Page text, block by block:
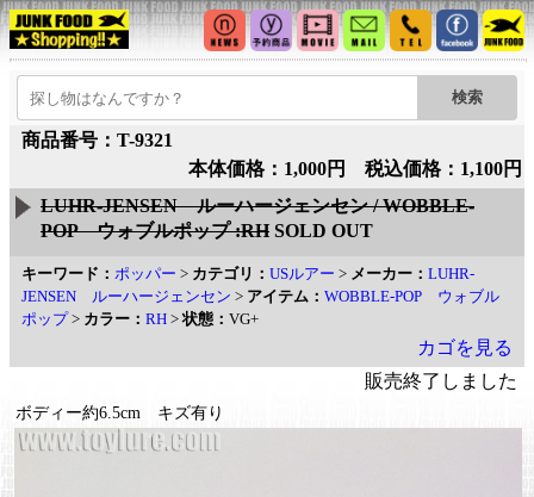
商品番号：T-9321
本体価格：1,000円 税込価格：1,100円
LUHR-JENSEN ルーハージェンセン / WOBBLE-
POP ウォブルポップ :RH SOLD OUT
キーワード： ポッパー > カテゴリ： USルアー > メーカー： LUHR-
JENSEN ルーハージェンセン > アイテム： WOBBLE-POP ウォブル
ポップ> カラー： RH >状態： VG+
カゴを見る
販売終了しました
ボディー約6.5cm キズ有り